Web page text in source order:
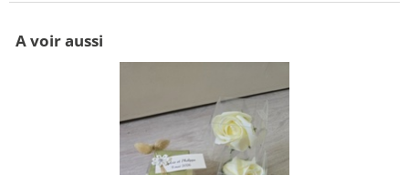
A voir aussi